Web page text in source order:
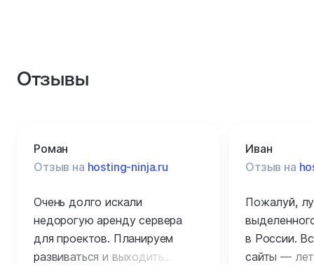
Отзывы
Роман
Отзыв на hosting-ninja.ru
Очень долго искали
недорогую аренду сервера
для проектов. Планируем
развиваться и выходить
Иван
Отзыв на
Пожалуй,
в России.
сайты —